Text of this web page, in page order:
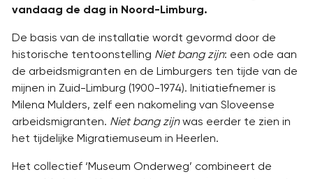
vandaag de dag in Noord-Limburg.
De basis van de installatie wordt gevormd door de
historische tentoonstelling Niet bang zijn: een ode aan
de arbeidsmigranten en de Limburgers ten tijde van de
mijnen in Zuid-Limburg (1900-1974). Initiatiefnemer is
Milena Mulders, zelf een nakomeling van Sloveense
arbeidsmigranten. Niet bang zijnwas eerder te zien in
het tijdelijke Migratiemuseum in Heerlen.
Het collectief ‘Museum Onderweg’ combineert de